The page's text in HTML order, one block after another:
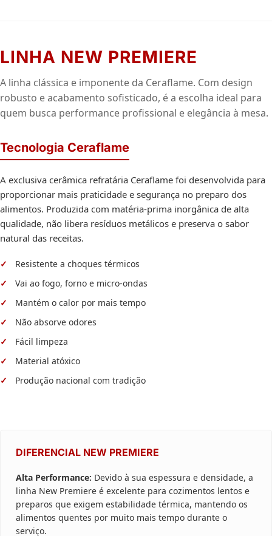
LINHA NEW PREMIERE
A linha clássica e imponente da Ceraflame. Com design
robusto e acabamento sofisticado, é a escolha ideal para
quem busca performance profissional e elegância à mesa.
Tecnologia Ceraflame
A exclusiva cerâmica refratária Ceraflame foi desenvolvida para
proporcionar mais praticidade e segurança no preparo dos
alimentos. Produzida com matéria-prima inorgânica de alta
qualidade, não libera resíduos metálicos e preserva o sabor
natural das receitas.
Resistente a choques térmicos
Vai ao fogo, forno e micro-ondas
Mantém o calor por mais tempo
Não absorve odores
Fácil limpeza
Material atóxico
Produção nacional com tradição
DIFERENCIAL NEW PREMIERE
Alta Performance: Devido à sua espessura e densidade, a
linha New Premiere é excelente para cozimentos lentos e
preparos que exigem estabilidade térmica, mantendo os
alimentos quentes por muito mais tempo durante o
serviço.